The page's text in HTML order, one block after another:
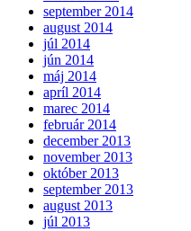
september 2014
august 2014
júl 2014
jún 2014
máj 2014
apríl 2014
marec 2014
február 2014
december 2013
november 2013
október 2013
september 2013
august 2013
júl 2013